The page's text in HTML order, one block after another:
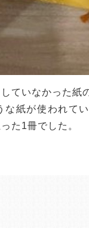
ていなかった紙
な紙が使われて
た1冊でした。